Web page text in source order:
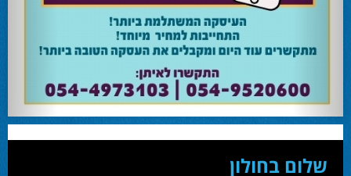
המשבר בליכוד העולמי 23.10.24
האם ההסכם של מיקי זוהר מחזק את הימין או השמאל? האם ההסכם חוקי או לא?שמירה
או הדחה? ומה יחליט בעתיד המרכז? עוד שנה בחירות בליכוד העולמי . הכל במגזין
המלא - עמ' 4.
שלום בחולון